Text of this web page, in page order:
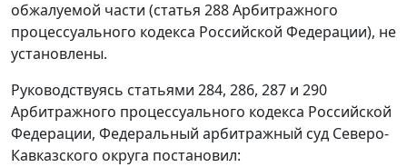
обжалуемой части (статья 288 Арбитражного
процессуального кодекса Российской Федерации), не
установлены.
Руководствуясь статьями 284, 286, 287 и 290
Арбитражного процессуального кодекса Российской
Федерации, Федеральный арбитражный суд Северо-
Кавказского округа постановил: